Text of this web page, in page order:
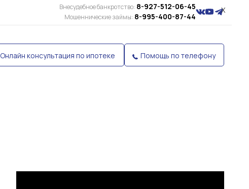
X
Внесудебное банкротство: 8-927-512-06-45
Мошеннические займы: 8-995-400-87-44
Онлайн консультация по ипотеке Помощь по телефону